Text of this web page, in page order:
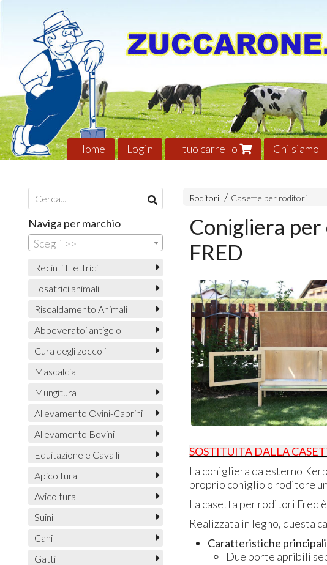
Home Login Il tuo carrello Chi siamo
Roditori Casette per roditori
Conigliera
FRED
SOSTITUITA DALLA
La conigliera da esterno
proprio coniglio o roditore
La casetta per roditori Fred
Realizzata in legno, questa
Caratteristiche
Due porte apribili
Naviga per marchio
Scegli >>
Recinti Elettrici
Tosatrici animali
Riscaldamento Animali
Abbeveratoi antigelo
Cura degli zoccoli
Mascalcia
Mungitura
Allevamento Ovini-Caprini
Allevamento Bovini
Equitazione e Cavalli
Apicoltura
Avicoltura
Suini
Cani
Gatti